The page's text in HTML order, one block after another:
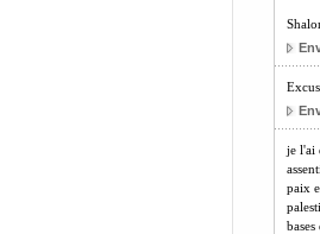
je l'ai
paix